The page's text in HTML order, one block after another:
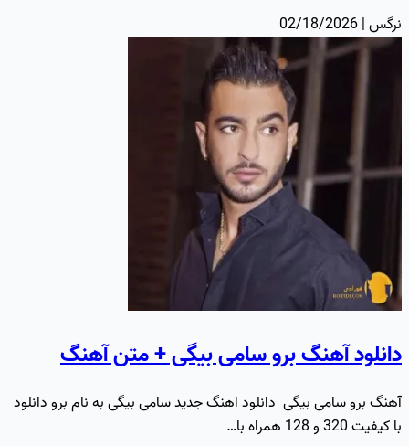
نرگس | 02/18/2026
دانلود آهنگ برو سامی بیگی + متن آهنگ
آهنگ برو سامی بیگی دانلود اهنگ جدید سامی بیگی به نام برو دانلود
با کیفیت 320 و 128 همراه با…